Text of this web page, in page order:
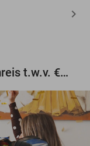
Maak gratis kans op een droomreis t.w.v. €3.000!